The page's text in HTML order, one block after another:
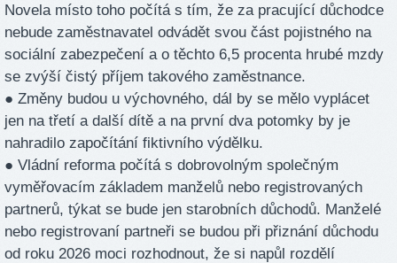
Novela místo toho počítá s tím, že za pracující důchodce
nebude zaměstnavatel odvádět svou část pojistného na
sociální zabezpečení a o těchto 6,5 procenta hrubé mzdy
se zvýší čistý příjem takového zaměstnance.
● Změny budou u výchovného, dál by se mělo vyplácet
jen na třetí a další dítě a na první dva potomky by je
nahradilo započítání fiktivního výdělku.
● Vládní reforma počítá s dobrovolným společným
vyměřovacím základem manželů nebo registrovaných
partnerů, týkat se bude jen starobních důchodů. Manželé
nebo registrovaní partneři se budou při přiznání důchodu
od roku 2026 moci rozhodnout, že si napůl rozdělí